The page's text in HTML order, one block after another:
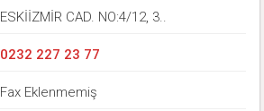
ESKİİZMİR CAD. NO:4/12, 3..
0232 227 23 77
Fax Eklenmemiş